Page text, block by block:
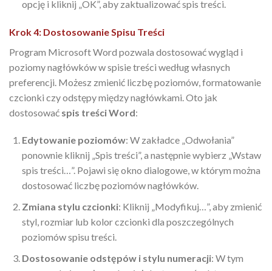
opcję i kliknij „OK”, aby zaktualizować spis treści.
Krok 4: Dostosowanie Spisu Treści
Program Microsoft Word pozwala dostosować wygląd i
poziomy nagłówków w spisie treści według własnych
preferencji. Możesz zmienić liczbę poziomów, formatowanie
czcionki czy odstępy między nagłówkami. Oto jak
dostosować spis treści Word:
Edytowanie poziomów: W zakładce „Odwołania”
ponownie kliknij „Spis treści”, a następnie wybierz „Wstaw
spis treści…”. Pojawi się okno dialogowe, w którym można
dostosować liczbę poziomów nagłówków.
Zmiana stylu czcionki: Kliknij „Modyfikuj…”, aby zmienić
styl, rozmiar lub kolor czcionki dla poszczególnych
poziomów spisu treści.
Dostosowanie odstępów i stylu numeracji: W tym